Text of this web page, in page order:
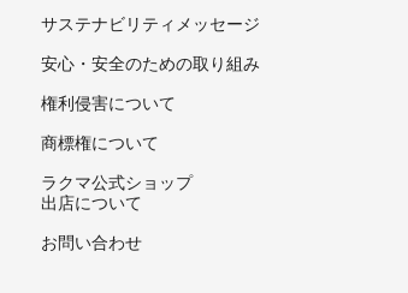
サステナビリティメッセージ
安心・安全のための取り組み
権利侵害について
商標権について
ラクマ公式ショップ
出店について
お問い合わせ